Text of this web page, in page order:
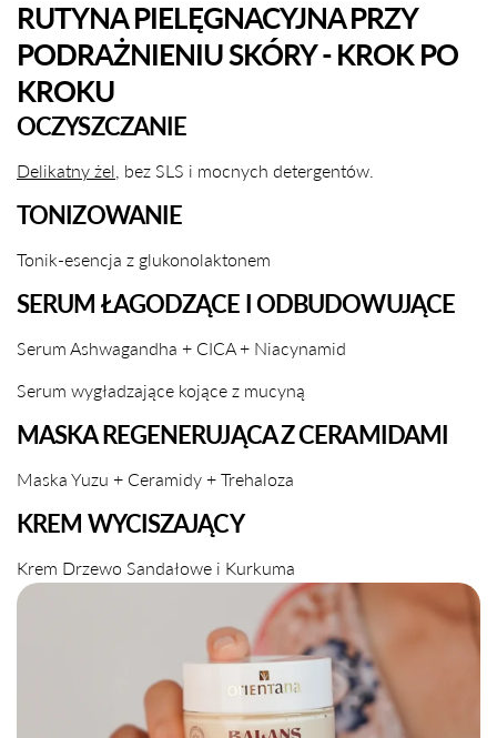
RUTYNA PIELĘGNACYJNA PRZY
PODRAŻNIENIU SKÓRY - KROK PO
KROKU
OCZYSZCZANIE
Delikatny żel , bez SLS i mocnych detergentów.
TONIZOWANIE
Tonik-esencja z glukonolaktonem
SERUM ŁAGODZĄCE I ODBUDOWUJĄCE
Serum Ashwagandha + CICA + Niacynamid
Serum wygładzające kojące z mucyną
MASKA REGENERUJĄCA Z CERAMIDAMI
Maska Yuzu + Ceramidy + Trehaloza
KREM WYCISZAJĄCY
Krem Drzewo Sandałowe i Kurkuma